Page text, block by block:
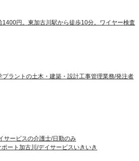
1400円。東加古川駅から徒歩10分。ワイヤー検査
プラントの土木・建築・設計工事管理業務/発注者
サービスの介護士/日勤のみ
ート加古川/デイサービスいきいき